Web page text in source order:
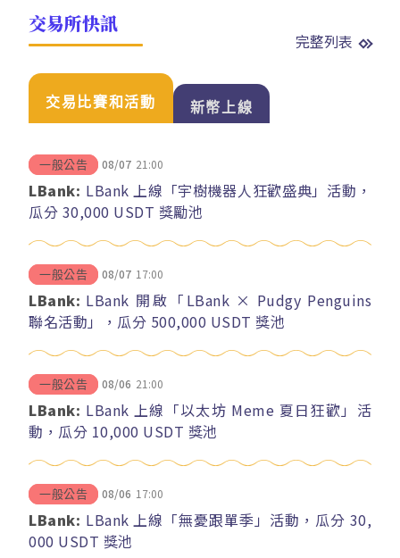
交易所快訊
完整列表
交易比賽和活動 新幣上線
一般公告 08/07 21:00
LBank: LBank 上線「宇樹機器人狂歡盛典」活動，
瓜分 30,000 USDT 獎勵池
一般公告 08/07 17:00
LBank: LBank 開啟「LBank × Pudgy Penguins
聯名活動」，瓜分 500,000 USDT 獎池
一般公告 08/06 21:00
LBank: LBank 上線「以太坊 Meme 夏日狂歡」活
動，瓜分 10,000 USDT 獎池
一般公告 08/06 17:00
LBank: LBank 上線「無憂跟單季」活動，瓜分 30,
000 USDT 獎池